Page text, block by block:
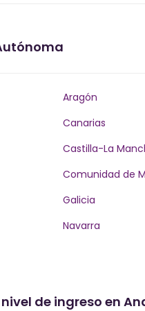
Aragón
Canarias
Castilla-La
Comunidad de
Galicia
Navarra
de ingreso en